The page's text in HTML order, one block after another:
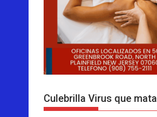
Culebrilla Virus que mata